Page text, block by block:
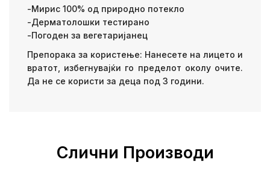
-Мирис 100% од природно потекло
-Дерматолошки тестирано
-Погоден за вегетаријанец
Препорака за користење: Нанесете на лицето и
вратот, избегнувајќи го пределот околу очите.
Да не се користи за деца под 3 години.
Слични Производи